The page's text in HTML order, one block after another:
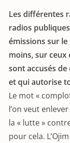
Les différentes
radios
émissions sur
moins, sur ceux
sont accusés
et qui autorise
Le mot «
l’on veut
la « lutte »
pour cela.